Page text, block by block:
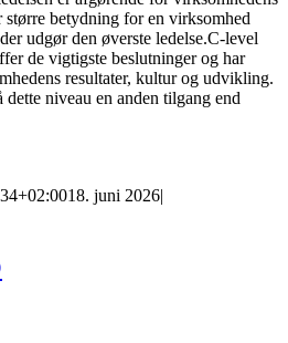
betydning for en virksomhed
udgør den øverste ledelse.C-level
de vigtigste beslutninger og har
resultater, kultur og udvikling.
niveau en anden tilgang end
18. juni 2026|